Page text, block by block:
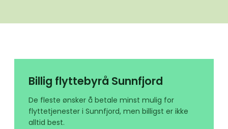
Billig flyttebyrå Sunnfjord
De fleste ønsker å betale minst mulig for
flyttetjenester i Sunnfjord, men billigst er ikke
alltid best.